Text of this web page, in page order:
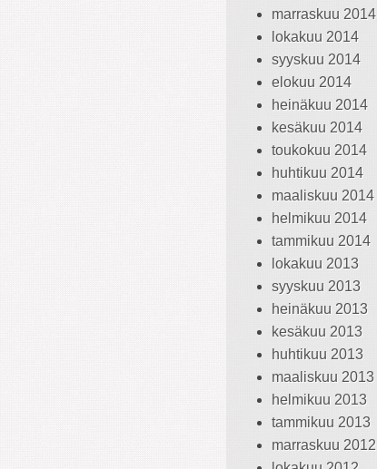
marraskuu 2014
lokakuu 2014
syyskuu 2014
elokuu 2014
heinäkuu 2014
kesäkuu 2014
toukokuu 2014
huhtikuu 2014
maaliskuu 2014
helmikuu 2014
tammikuu 2014
lokakuu 2013
syyskuu 2013
heinäkuu 2013
kesäkuu 2013
huhtikuu 2013
maaliskuu 2013
helmikuu 2013
tammikuu 2013
marraskuu 2012